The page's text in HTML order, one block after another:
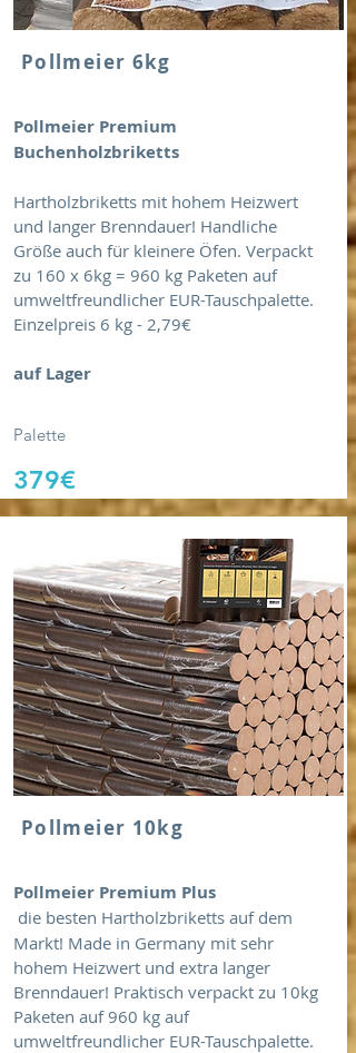
Pollmeier 6kg
Pollmeier Premium
Buchenholzbriketts
Hartholzbriketts mit hohem Heizwert
und langer Brenndauer! Handliche
Größe auch für kleinere Öfen. Verpackt
zu 160 x 6kg = 960 kg Paketen auf
umweltfreundlicher EUR-Tauschpalette.
Einzelpreis 6 kg - 2,79€
auf Lager
Palette
379€
Pollmeier 10kg
Pollmeier Premium Plus
die besten Hartholzbriketts auf dem
Markt! Made in Germany mit sehr
hohem Heizwert und extra langer
Brenndauer! Praktisch verpackt zu 10kg
Paketen auf 960 kg auf
umweltfreundlicher EUR-Tauschpalette.